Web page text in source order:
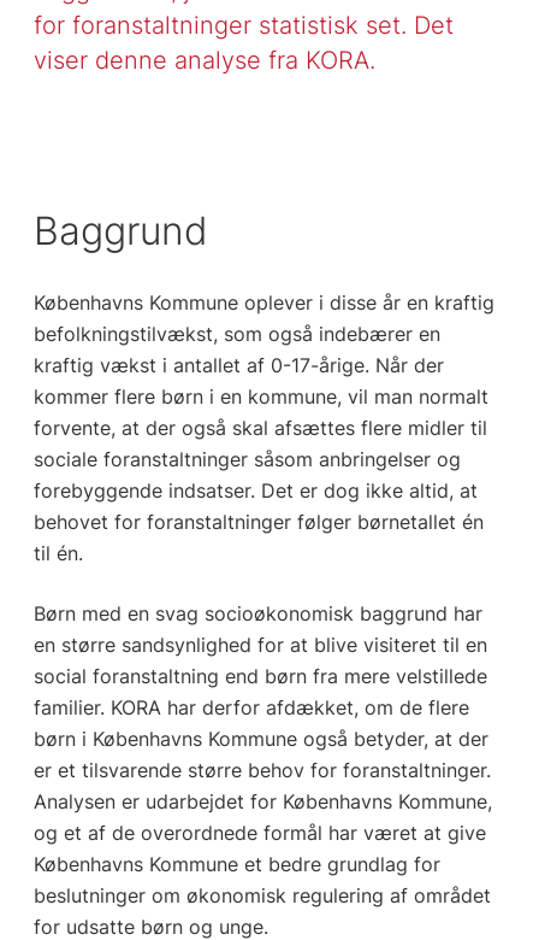
for foranstaltninger statistisk set. Det
viser denne analyse fra KORA.
Baggrund
Københavns Kommune oplever i disse år en kraftig
befolkningstilvækst, som også indebærer en
kraftig vækst i antallet af 0-17-årige. Når der
kommer flere børn i en kommune, vil man normalt
forvente, at der også skal afsættes flere midler til
sociale foranstaltninger såsom anbringelser og
forebyggende indsatser. Det er dog ikke altid, at
behovet for foranstaltninger følger børnetallet én
til én.
Børn med en svag socioøkonomisk baggrund har
en større sandsynlighed for at blive visiteret til en
social foranstaltning end børn fra mere velstillede
familier. KORA har derfor afdækket, om de flere
børn i Københavns Kommune også betyder, at der
er et tilsvarende større behov for foranstaltninger.
Analysen er udarbejdet for Københavns Kommune,
og et af de overordnede formål har været at give
Københavns Kommune et bedre grundlag for
beslutninger om økonomisk regulering af området
for udsatte børn og unge.